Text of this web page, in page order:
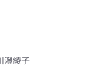
澄綾子